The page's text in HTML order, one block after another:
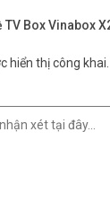
Box Vinabox
hiển thị công khai.